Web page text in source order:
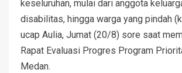
keseluruhan, mulai dari anggota
disabilitas, hingga warga yang pindah
ucap Aulia, Jumat (20/8) sore saat
Rapat Evaluasi Progres Program
Medan.